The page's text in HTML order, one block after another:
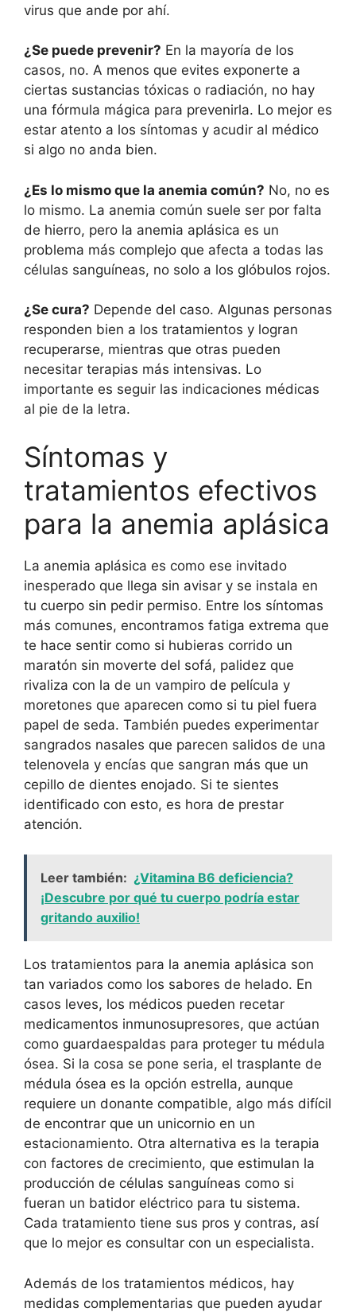
virus que ande por ahí.
¿Se puede prevenir? En la mayoría de los
casos, no. A menos que evites exponerte a
ciertas sustancias tóxicas o radiación, no hay
una fórmula mágica para prevenirla. Lo mejor es
estar atento a los síntomas y acudir al médico
si algo no anda bien.
¿Es lo mismo que la anemia común? No, no es
lo mismo. La anemia común suele ser por falta
de hierro, pero la anemia aplásica es un
problema más complejo que afecta a todas las
células sanguíneas, no solo a los glóbulos rojos.
¿Se cura? Depende del caso. Algunas personas
responden bien a los tratamientos y logran
recuperarse, mientras que otras pueden
necesitar terapias más intensivas. Lo
importante es seguir las indicaciones médicas
al pie de la letra.
Síntomas y
tratamientos efectivos
para la anemia aplásica
La anemia aplásica es como ese invitado
inesperado que llega sin avisar y se instala en
tu cuerpo sin pedir permiso. Entre los síntomas
más comunes, encontramos fatiga extrema que
te hace sentir como si hubieras corrido un
maratón sin moverte del sofá, palidez que
rivaliza con la de un vampiro de película y
moretones que aparecen como si tu piel fuera
papel de seda. También puedes experimentar
sangrados nasales que parecen salidos de una
telenovela y encías que sangran más que un
cepillo de dientes enojado. Si te sientes
identificado con esto, es hora de prestar
atención.
Leer también: ¿Vitamina B6 deficiencia?
¡Descubre por qué tu cuerpo podría estar
gritando auxilio!
Los tratamientos para la anemia aplásica son
tan variados como los sabores de helado. En
casos leves, los médicos pueden recetar
medicamentos inmunosupresores, que actúan
como guardaespaldas para proteger tu médula
ósea. Si la cosa se pone seria, el trasplante de
médula ósea es la opción estrella, aunque
requiere un donante compatible, algo más difícil
de encontrar que un unicornio en un
estacionamiento. Otra alternativa es la terapia
con factores de crecimiento, que estimulan la
producción de células sanguíneas como si
fueran un batidor eléctrico para tu sistema.
Cada tratamiento tiene sus pros y contras, así
que lo mejor es consultar con un especialista.
Además de los tratamientos médicos, hay
medidas complementarias que pueden ayudar